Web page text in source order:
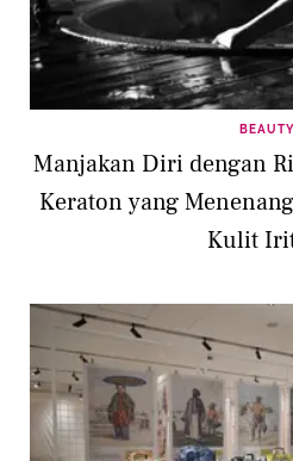
BEAUTY
Manjakan Diri dengan
Keraton yang
Kulit